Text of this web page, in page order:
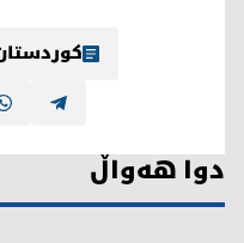
کوردستان24 دیجیتاڵ
دوا هەواڵ